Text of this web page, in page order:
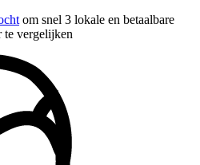
om snel 3 lokale en betaalbare
te vergelijken